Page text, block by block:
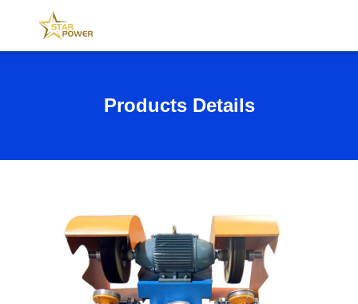
Products Details